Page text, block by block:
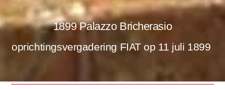
1899 Palazzo Bricherasio
oprichtingsvergadering FIAT op 11 juli 1899